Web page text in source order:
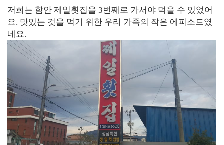
저희는 함안 제일횟집을 3번째로 가서야 먹을 수 있었어
요. 맛있는 것을 먹기 위한 우리 가족의 작은 에피소드였
네요.